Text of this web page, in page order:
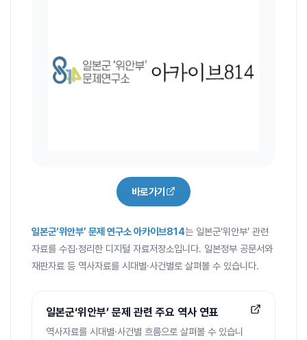
바로가기
일본군‘위안부’ 문제 연구소 아카이브814는 일본군‘위안부’ 관련
자료를 수집·정리한 디지털 자료저장소입니다. 일본정부 공문서와
재판자료 등 역사자료를 시대별·사건별로 살펴볼 수 있습니다.
일본군‘위안부’ 문제 관련 주요 역사 연표
역사자료를 시대별·사건별 흐름으로 살펴볼 수 있습니